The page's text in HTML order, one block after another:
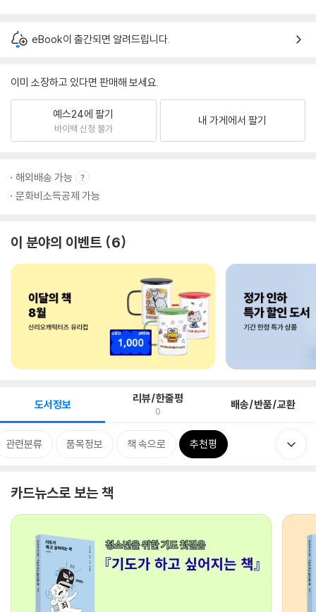
eBook이 출간되면 알려드립니다.
이미 소장하고 있다면 판매해 보세요.
예스24에 팔기
바이백 신청 불가
내 가게에서 팔기
해외배송 가능
문화비소득공제 가능
이 분야의 이벤트 6
도서정보 리뷰/한줄평
0 배송/반품/교환
관련분류 품목정보 책 속으로 추천평
카드뉴스로 보는 책